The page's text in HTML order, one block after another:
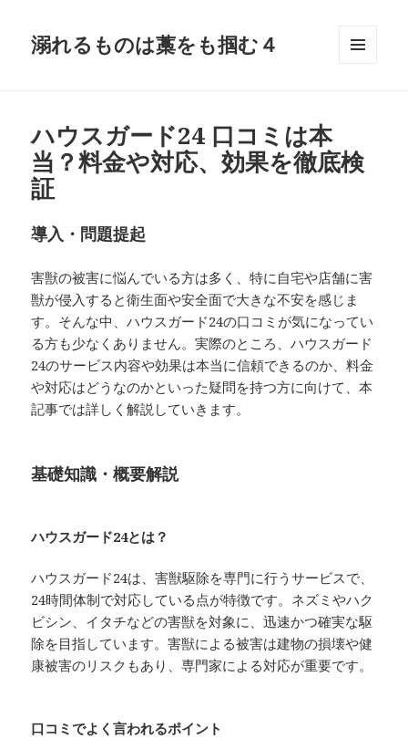
溺れるものは藁をも掴む４
ハウスガード24 口コミは本
当？料金や対応、効果を徹底検
証
導入・問題提起
害獣の被害に悩んでいる方は多く、特に自宅や店舗に害
獣が侵入すると衛生面や安全面で大きな不安を感じま
す。そんな中、ハウスガード24の口コミが気になってい
る方も少なくありません。実際のところ、ハウスガード
24のサービス内容や効果は本当に信頼できるのか、料金
や対応はどうなのかといった疑問を持つ方に向けて、本
記事では詳しく解説していきます。
基礎知識・概要解説
ハウスガード24とは？
ハウスガード24は、害獣駆除を専門に行うサービスで、
24時間体制で対応している点が特徴です。ネズミやハク
ビシン、イタチなどの害獣を対象に、迅速かつ確実な駆
除を目指しています。害獣による被害は建物の損壊や健
康被害のリスクもあり、専門家による対応が重要です。
口コミでよく言われるポイント